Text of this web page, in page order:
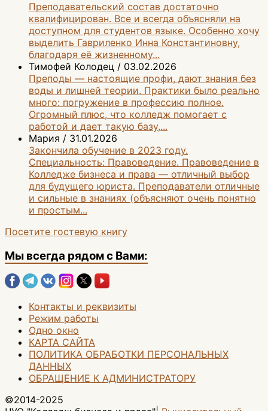
Преподавательский состав достаточно
квалифицирован. Все и всегда объясняли на
доступном для студентов языке. Особенно хочу
выделить Гавриленко Инна Константиновну,
благодаря её жизненному...
Тимофей Колодец / 03.02.2026
Преподы — настоящие профи, дают знания без
воды и лишней теории. Практики было реально
много: погружение в профессию полное.
Огромный плюс, что колледж помогает с
работой и дает такую базу,...
Мария / 31.01.2026
Закончила обучение в 2023 году.
Специальность: Правоведение. Правоведение в
Колледже бизнеса и права — отличный выбор
для будущего юриста. Преподаватели отличные
и сильные в знаниях (объясняют очень понятно
и простым...
Посетите гостевую книгу
Мы всегда рядом с Вами:
Контакты и реквизиты
Режим работы
Одно окно
КАРТА САЙТА
ПОЛИТИКА ОБРАБОТКИ ПЕРСОНАЛЬНЫХ
ДАННЫХ
ОБРАЩЕНИЕ К АДМИНИСТРАТОРУ
©2014-2025